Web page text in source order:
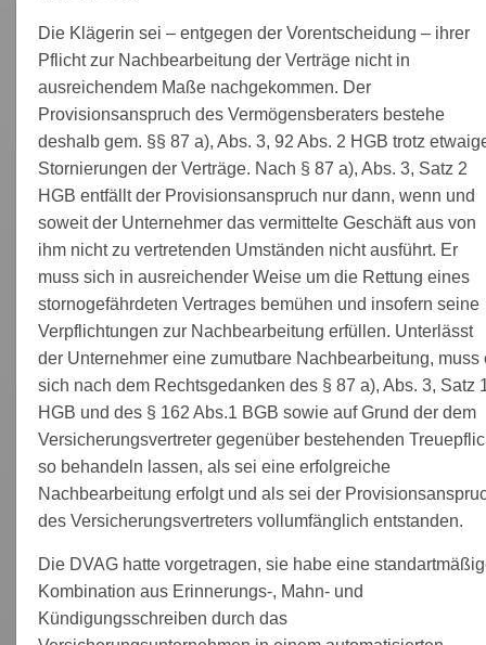
Die Klägerin sei – entgegen der Vorentscheidung – ihrer
Pflicht zur Nachbearbeitung der Verträge nicht in
ausreichendem Maße nachgekommen. Der
Provisionsanspruch des Vermögensberaters bestehe
deshalb gem. §§ 87 a), Abs. 3, 92 Abs. 2 HGB trotz
Stornierungen der Verträge. Nach § 87 a), Abs. 3, Satz 2
HGB entfällt der Provisionsanspruch nur dann, wenn und
soweit der Unternehmer das vermittelte Geschäft aus von
ihm nicht zu vertretenden Umständen nicht ausführt. Er
muss sich in ausreichender Weise um die Rettung eines
stornogefährdeten Vertrages bemühen und insofern seine
Verpflichtungen zur Nachbearbeitung erfüllen. Unterlässt
der Unternehmer eine zumutbare Nachbearbeitung, muss
sich nach dem Rechtsgedanken des § 87 a), Abs. 3, Satz
HGB und des § 162 Abs.1 BGB sowie auf Grund der dem
Versicherungsvertreter gegenüber bestehenden
so behandeln lassen, als sei eine erfolgreiche
Nachbearbeitung erfolgt und als sei der
des Versicherungsvertreters vollumfänglich entstanden.
Die DVAG hatte vorgetragen, sie habe eine
Kombination aus Erinnerungs-, Mahn- und
Kündigungsschreiben durch das